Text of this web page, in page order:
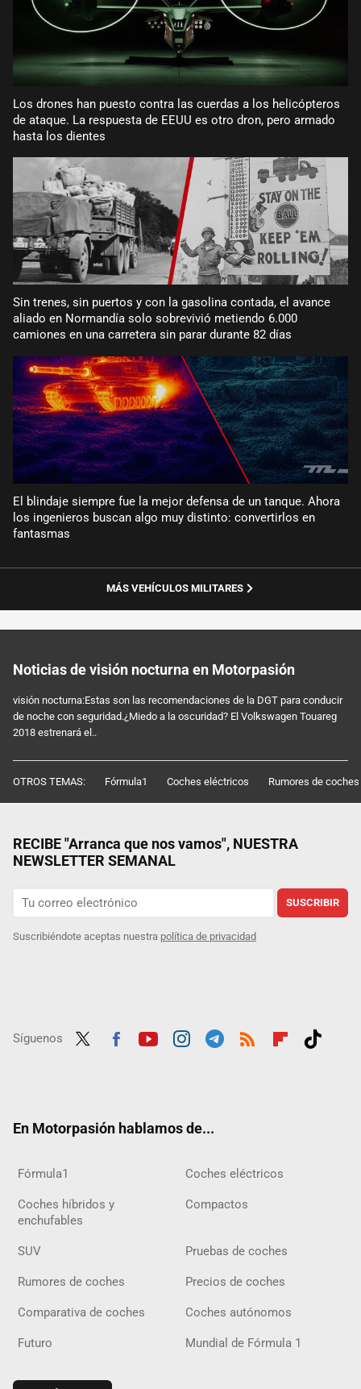
Los drones han puesto contra las cuerdas a los helicópteros
de ataque. La respuesta de EEUU es otro dron, pero armado
hasta los dientes
Sin trenes, sin puertos y con la gasolina contada, el avance
aliado en Normandía solo sobrevivió metiendo 6.000
camiones en una carretera sin parar durante 82 días
El blindaje siempre fue la mejor defensa de un tanque. Ahora
los ingenieros buscan algo muy distinto: convertirlos en
fantasmas
MÁS VEHÍCULOS MILITARES
Noticias de visión nocturna en Motorpasión
visión nocturna:Estas son las recomendaciones de la DGT para conducir
de noche con seguridad.¿Miedo a la oscuridad? El Volkswagen Touareg
2018 estrenará el..
OTROS TEMAS: Fórmula1 Coches eléctricos Rumores de coches
RECIBE "Arranca que nos vamos", NUESTRA
NEWSLETTER SEMANAL
SUSCRIBIR
Suscribiéndote aceptas nuestra política de privacidad
Síguenos
En Motorpasión hablamos de...
Fórmula1 Coches eléctricos
Coches híbridos y
enchufables
Compactos
SUV Pruebas de coches
Rumores de coches Precios de coches
Comparativa de coches Coches autónomos
Futuro Mundial de Fórmula 1